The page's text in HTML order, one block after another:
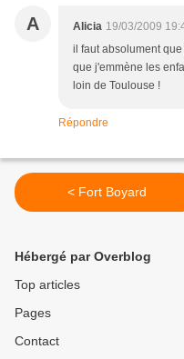
A Alicia 19/03/2009
il faut absolument
que j'emmène les
loin de Toulouse !
Répondre
< Fort Boyard
Hébergé par Overblog
Top articles
Pages
Contact